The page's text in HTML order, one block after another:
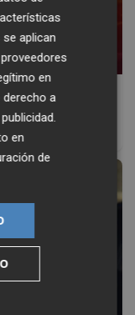
¡Cómo los de
aplican
en
a
en
de